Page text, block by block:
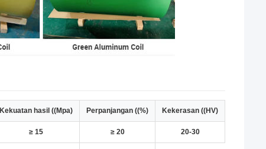
Kekuatan hasil ((Mpa) Perpanjangan ((%) Kekerasan ((HV)
≥ 15 ≥ 20 20-30